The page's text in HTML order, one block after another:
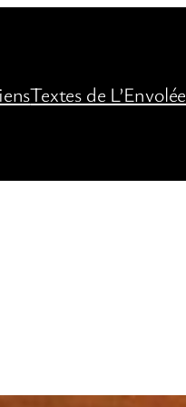
Textes de L’Envolée